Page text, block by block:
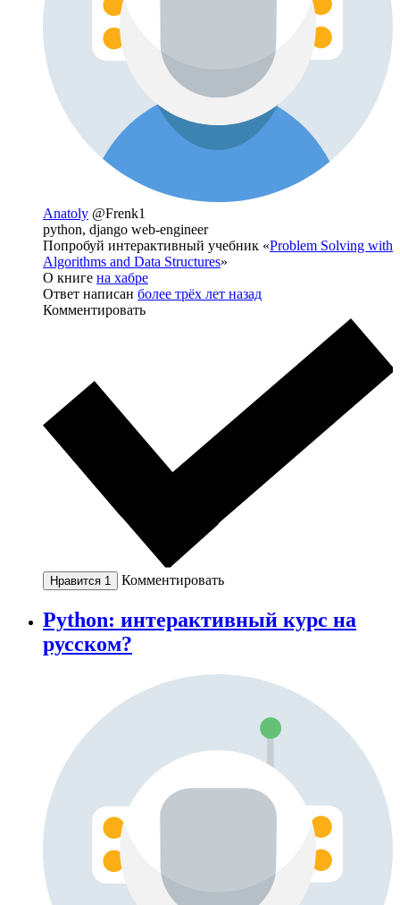
Anatoly @Frenk1
python, django web-engineer
Попробуй интерактивный учебник «Problem Solving with
Algorithms and Data Structures»
О книге на хабре
Ответ написан более трёх лет назад
Комментировать
Нравится 1 Комментировать
Python: интерактивный курс на
русском?